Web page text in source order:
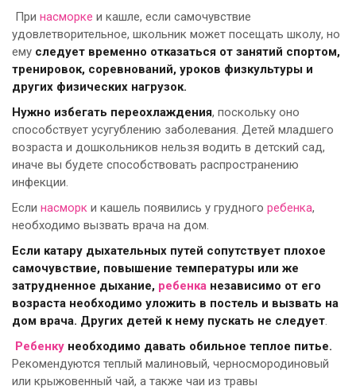
При насморке и кашле, если самочувствие
удовлетворительное, школьник может посещать школу, но
ему следует временно отказаться от занятий спортом,
тренировок, соревнований, уроков физкультуры и
других физических нагрузок.
Нужно избегать переохлаждения, поскольку оно
способствует усугублению заболевания. Детей младшего
возраста и дошкольников нельзя водить в детский сад,
иначе вы будете способствовать распространению
инфекции.
Если насморк и кашель появились у грудного ребенка,
необходимо вызвать врача на дом.
Если катару дыхательных путей сопутствует плохое
самочувствие, повышение температуры или же
затрудненное дыхание, ребенка независимо от его
возраста необходимо уложить в постель и вызвать на
дом врача. Других детей к нему пускать не следует.
Ребенку необходимо давать обильное теплое питье.
Рекомендуются теплый малиновый, черносмородиновый
или крыжовенный чай, а также чаи из травы